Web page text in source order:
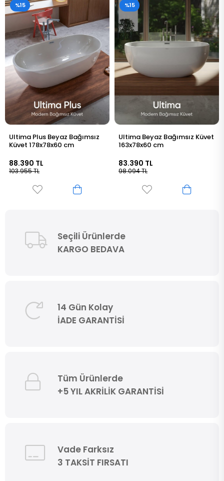
Ultima Beyaz Bağımsız Küvet
163x78x60 cm
83.390 TL
98.094 TL
%15
Tekna Plus Beyaz Bağımsız
Küvet 176x80x60 cm
87.590 TL
103.025 TL
%15
Seçili Ürünlerde
KARGO BEDAVA
14 Gün Kolay
İADE GARANTİSİ
Tüm Ürünlerde
+5 YIL AKRİLİK GARANTİSİ
Vade Farksız
3 TAKSİT FIRSATI